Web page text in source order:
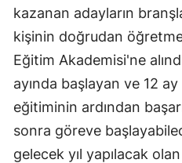
kazanan adayların
kişinin doğrudan
Eğitim Akademisi'ne
ayında başlayan ve 12
eğitiminin ardından
sonra göreve
gelecek yıl yapılacak